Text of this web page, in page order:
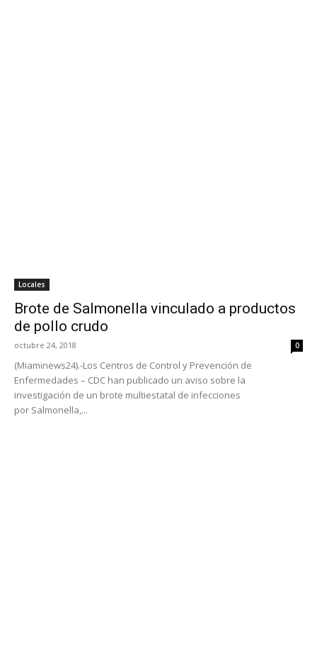
Locales
Brote de Salmonella vinculado a productos
de pollo crudo
octubre 24, 2018 0
(Miaminews24).-Los Centros de Control y Prevención de
Enfermedades – CDC han publicado un aviso sobre la
investigación de un brote multiestatal de infecciones
por Salmonella,...